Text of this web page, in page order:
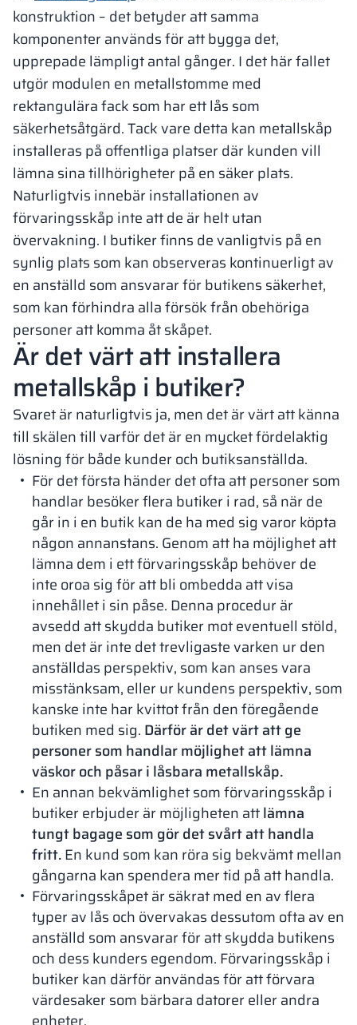
konstruktion – det betyder att samma
komponenter används för att bygga det,
upprepade lämpligt antal gånger. I det här fallet
utgör modulen en metallstomme med
rektangulära fack som har ett lås som
säkerhetsåtgärd. Tack vare detta kan metallskåp
installeras på offentliga platser där kunden vill
lämna sina tillhörigheter på en säker plats.
Naturligtvis innebär installationen av
förvaringsskåp inte att de är helt utan
övervakning. I butiker finns de vanligtvis på en
synlig plats som kan observeras kontinuerligt av
en anställd som ansvarar för butikens säkerhet,
som kan förhindra alla försök från obehöriga
personer att komma åt skåpet.
Är det värt att installera
metallskåp i butiker?
Svaret är naturligtvis ja, men det är värt att känna
till skälen till varför det är en mycket fördelaktig
lösning för både kunder och butiksanställda.
För det första händer det ofta att personer som
handlar besöker flera butiker i rad, så när de
går in i en butik kan de ha med sig varor köpta
någon annanstans. Genom att ha möjlighet att
lämna dem i ett förvaringsskåp behöver de
inte oroa sig för att bli ombedda att visa
innehållet i sin påse. Denna procedur är
avsedd att skydda butiker mot eventuell stöld,
men det är inte det trevligaste varken ur den
anställdas perspektiv, som kan anses vara
misstänksam, eller ur kundens perspektiv, som
kanske inte har kvittot från den föregående
butiken med sig. Därför är det värt att ge
personer som handlar möjlighet att lämna
väskor och påsar i låsbara metallskåp.
En annan bekvämlighet som förvaringsskåp i
butiker erbjuder är möjligheten attlämna
tungt bagage som gör det svårt att handla
fritt.En kund som kan röra sig bekvämt mellan
gångarna kan spendera mer tid på att handla.
Förvaringsskåpet är säkrat med en av flera
typer av lås och övervakas dessutom ofta av en
anställd som ansvarar för att skydda butikens
och dess kunders egendom. Förvaringsskåp i
butiker kan därför användas för att förvara
värdesaker som bärbara datorer eller andra